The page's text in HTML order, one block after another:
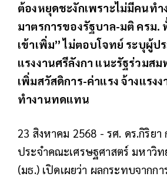
ต้องหยุดชะงักเพราะไม่มีคนท
มาตรการของรัฐบาล-มติ ครม.
เข้าเพิ่ม” ไม่ตอบโจทย์ ระบุผู้ป
แรงงานศรีลังกา แนะรัฐร่วมส
เพิ่มสวัสดิการ-ค่าแรง จ้างแรง
ทำงานทดแทน
23 สิงหาคม 2568 - รศ. ดร.กิริยา
ประจำคณะเศรษฐศาสตร์ มหาวิท
(มธ.) เปิดเผยว่า ผลกระทบจากก